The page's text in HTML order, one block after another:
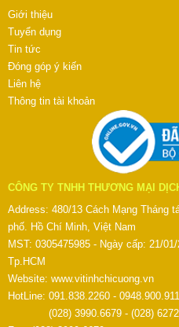
Giới thiệu
Tuyển dụng
Tin tức
Đóng góp ý kiến
Liên hệ
Thông tin tài khoản
CÔNG TY TNHH THƯƠNG MẠI
Address: 480/13 Cách Mạng Tháng
phố. Hồ Chí Minh, Việt Nam
MST: 0305475985 - Ngày cấp: 21/
Tp.HCM
Website: www.vitinhchicuong.vn
HotLine: 091.838.2260 - 0948.900.911
(028) 3990.6679 - (028)